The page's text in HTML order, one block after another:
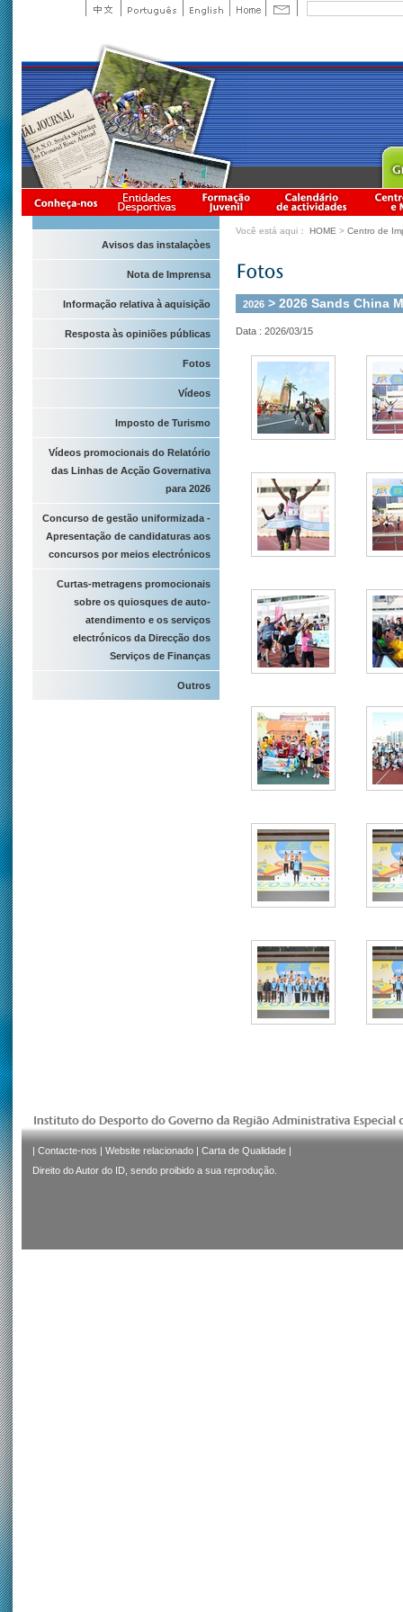
Avisos das instalaçòes
Nota de Imprensa
Informação relativa à aquisição
Resposta às opiniões públicas
Fotos
Vídeos
Imposto de Turismo
Vídeos promocionais do Relatório
das Linhas de Acção Governativa
para 2026
Concurso de gestão uniformizada -
Apresentação de candidaturas aos
concursos por meios electrónicos
Curtas-metragens promocionais
sobre os quiosques de auto-
atendimento e os serviços
electrónicos da Direcção dos
Serviços de Finanças
Outros
Você está aqui： HOME > Centro de
2026 > 2026 Sands China
Data : 2026/03/15
| Contacte-nos | Website relacionado | Carta de Qualidade |
Direito do Autor do ID, sendo proibido a sua reprodução.